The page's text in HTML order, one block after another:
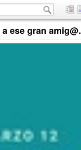
ese gran amig@.